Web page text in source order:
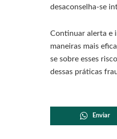
desaconselha-se
Continuar alerta e
maneiras mais
se sobre esses
dessas práticas
Enviar